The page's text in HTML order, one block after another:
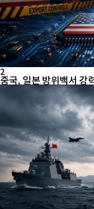
2
중국, 일본 방위백서